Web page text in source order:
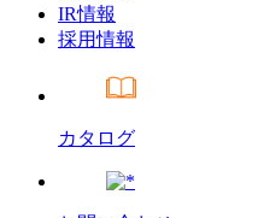
IR情報
採用情報
カタログ